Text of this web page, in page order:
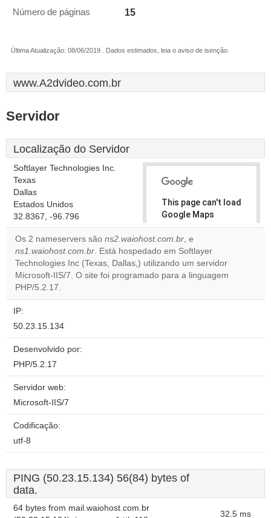
Número de páginas 15
Última Atualização: 08/06/2019 . Dados estimados, leia o aviso de isenção.
www.A2dvideo.com.br
Servidor
Localização do Servidor
Softlayer Technologies Inc.
Texas
Dallas
Estados Unidos
32.8367, -96.796
This page can't load
Google Maps
correctly.
Do you
own this
website?
Os 2 nameservers são ns2.waiohost.com.br, e
ns1.waiohost.com.br. Está hospedado em Softlayer
Technologies Inc (Texas, Dallas,) utilizando um servidor
Microsoft-IIS/7. O site foi programado para a linguagem
PHP/5.2.17.
IP:
50.23.15.134
Desenvolvido por:
PHP/5.2.17
Servidor web:
Microsoft-IIS/7
Codificação:
utf-8
PING (50.23.15.134) 56(84) bytes of
data.
64 bytes from mail.waiohost.com.br
32.5 ms